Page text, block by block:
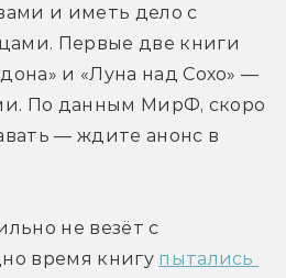
и иметь дело с
Первые две книги
и «Луна над Сохо» —
По данным МирФ, скоро
— ждите анонс в
не везёт с
время книгу пытались